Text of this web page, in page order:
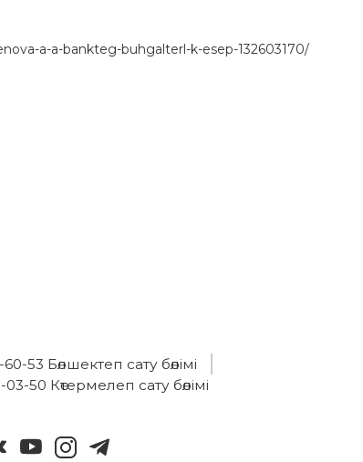
a-a-bankteg-buhgalterl-k-esep-132603170/
53 Бөлшектеп сату бөлімі
50 Көтермелеп сату бөлімі